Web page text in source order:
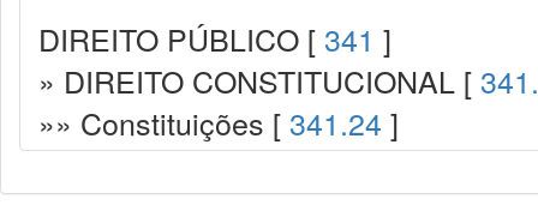
DIREITO PÚBLICO [ 341 ]
» DIREITO CONSTITUCIONAL [
»» Constituições [ 341.24 ]